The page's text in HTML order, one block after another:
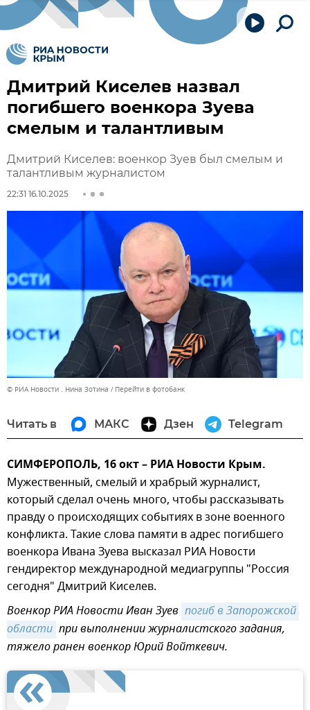
Дмитрий Киселев назвал
погибшего военкора Зуева
смелым и талантливым
Дмитрий Киселев: военкор Зуев был смелым и
талантливым журналистом
22:31 16.10.2025
© РИА Новости . Нина Зотина Перейти в фотобанк
Читать в МАКС Дзен Telegram
СИМФЕРОПОЛЬ, 16 окт – РИА Новости Крым.
Мужественный, смелый и храбрый журналист,
который сделал очень много, чтобы рассказывать
правду о происходящих событиях в зоне военного
конфликта. Такие слова памяти в адрес погибшего
военкора Ивана Зуева высказал РИА Новости
гендиректор международной медиагруппы "Россия
сегодня" Дмитрий Киселев.
Военкор РИА Новости Иван Зуев погиб в Запорожской
области при выполнении журналистского задания,
тяжело ранен военкор Юрий Войткевич.